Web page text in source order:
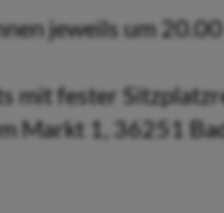
jeweils um 20.00
mit fester
Markt 1, 36251